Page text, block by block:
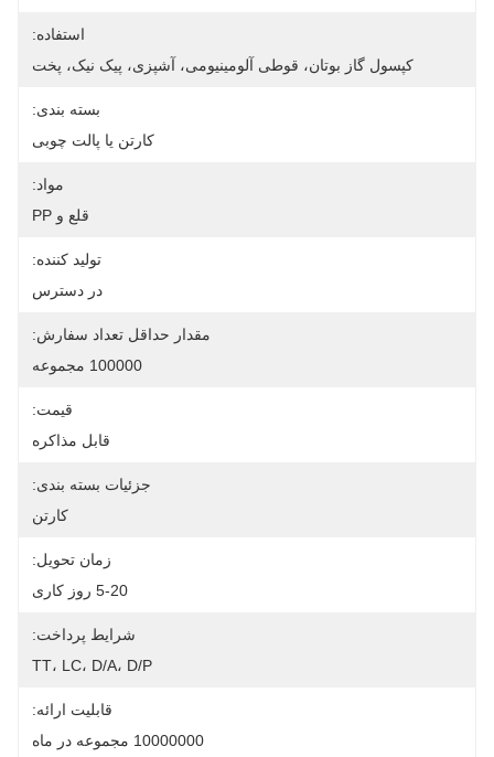
استفاده:
کپسول گاز بوتان، قوطی آلومینیومی، آشپزی، پیک نیک، پخت
بسته بندی:
کارتن یا پالت چوبی
مواد:
قلع و PP
تولید کننده:
در دسترس
مقدار حداقل تعداد سفارش:
100000 مجموعه
قیمت:
قابل مذاکره
جزئیات بسته بندی:
کارتن
زمان تحویل:
5-20 روز کاری
شرایط پرداخت:
TT، LC، D/A، D/P
قابلیت ارائه:
10000000 مجموعه در ماه